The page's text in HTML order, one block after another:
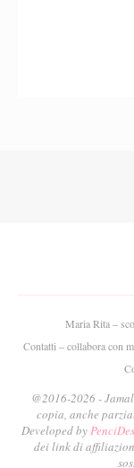
Maria Rita –
Contatti – collabora con
@2016-2026 -
copia, anche
Developed by
dei link di